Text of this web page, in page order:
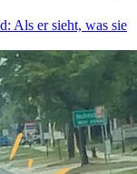
Als er sieht, was sie